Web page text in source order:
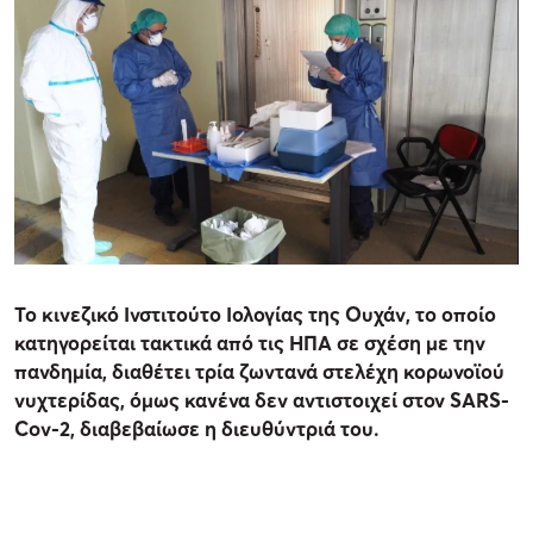
Το κινεζικό Ινστιτούτο Ιολογίας της Ουχάν, το οποίο
κατηγορείται τακτικά από τις ΗΠΑ σε σχέση με την
πανδημία, διαθέτει τρία ζωντανά στελέχη κορωνοϊού
νυχτερίδας, όμως κανένα δεν αντιστοιχεί στον SARS-
Cov-2, διαβεβαίωσε η διευθύντριά του.